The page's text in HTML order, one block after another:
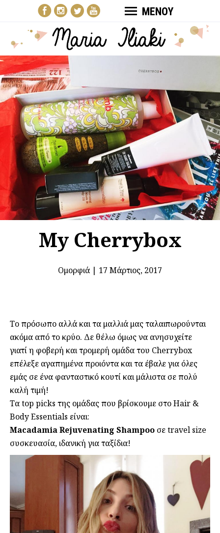
ΜΕΝΟΥ
My Cherrybox
Ομορφιά | 17 Μάρτιος, 2017
Το πρόσωπο αλλά και τα μαλλιά μας ταλαιπωρούνται
ακόμα από το κρύο. Δε θέλω όμως να ανησυχείτε
γιατί η φοβερή και τρομερή ομάδα του Cherrybox
επέλεξε αγαπημένα προιόντα και τα έβαλε για όλες
εμάς σε ένα φανταστικό κουτί και μάλιστα σε πολύ
καλή τιμή!
Τα top picks της ομάδας που βρίσκουμε στο Hair &
Body Essentials είναι:
Macadamia Rejuvenating Shampoo σε travel size
συσκευασία, ιδανική για ταξίδια!